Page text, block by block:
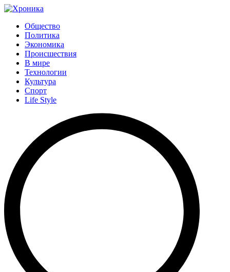
Общество
Политика
Экономика
Происшествия
В мире
Технологии
Культура
Спорт
Life Style